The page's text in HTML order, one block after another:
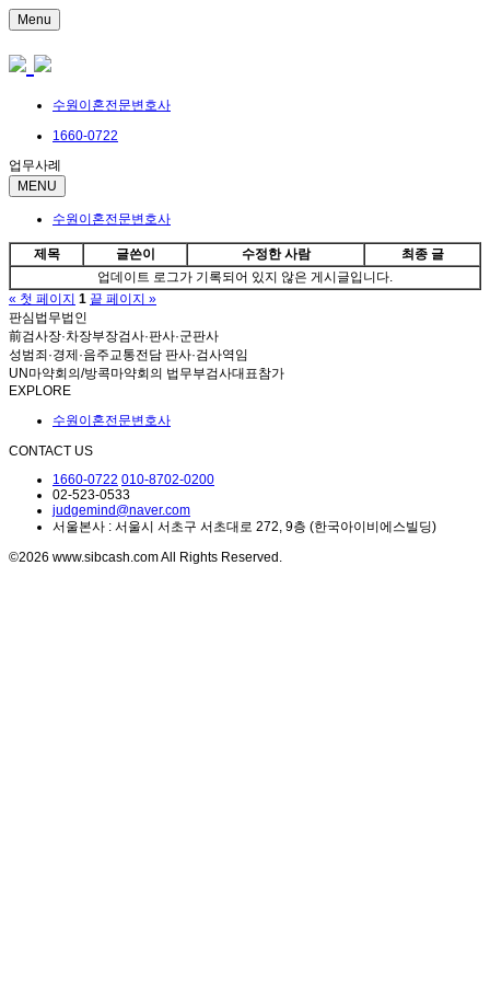
Menu
수원이혼전문변호사
1660-0722
업무사례
MENU
수원이혼전문변호사
제목 글쓴이 수정한 사람
최종 글
업데이트 로그가 기록되어 있지 않은 게시글입니다.
« 첫 페이지 1 끝 페이지 »
판심법무법인
前검사장·차장부장검사·판사·군판사
성범죄·경제·음주교통전담 판사·검사역임
UN마약회의/방콕마약회의 법무부검사대표참가
EXPLORE
수원이혼전문변호사
CONTACT US
1660-0722 010-8702-0200
02-523-0533
judgemind@naver.com
서울본사 : 서울시 서초구 서초대로 272, 9층 (한국아이비에스빌딩)
©2026 www.sibcash.com All Rights Reserved.